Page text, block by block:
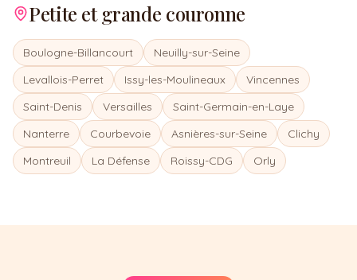
Petite et grande couronne
Boulogne-Billancourt
Neuilly-sur-Seine
Levallois-Perret
Issy-les-Moulineaux
Vincennes
Saint-Denis
Versailles
Saint-Germain-en-Laye
Nanterre
Courbevoie Asnières-sur-Seine
Clichy
Montreuil
La Défense Roissy-CDG Orly